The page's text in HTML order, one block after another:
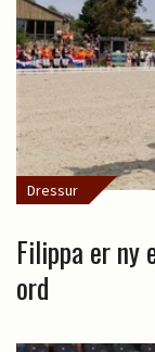
Dressur
Filippa er ny
ord